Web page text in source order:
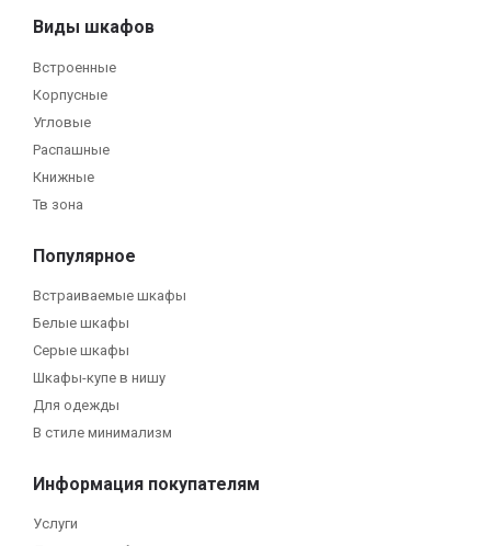
Виды шкафов
Встроенные
Корпусные
Угловые
Распашные
Книжные
Тв зона
Популярное
Встраиваемые шкафы
Белые шкафы
Серые шкафы
Шкафы-купе в нишу
Для одежды
В стиле минимализм
Информация покупателям
Услуги